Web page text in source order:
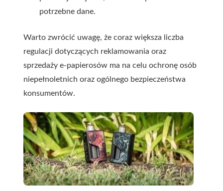
potrzebne dane.
Warto zwrócić uwagę, że coraz większa liczba
regulacji dotyczących reklamowania oraz
sprzedaży e-papierosów ma na celu ochronę osób
niepełnoletnich oraz ogólnego bezpieczeństwa
konsumentów.